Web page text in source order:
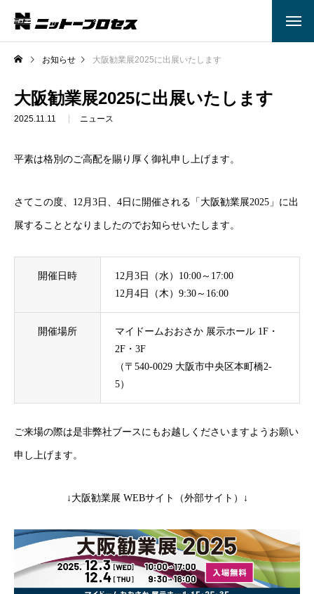
お知らせ 大阪勧業展2025に出展いたします
大阪勧業展2025に出展いたします
2025.11.11 ニュース
平素は格別のご高配を賜り厚く御礼申し上げます。
さてこの度、12月3日、4日に開催される「大阪勧業展2025」に出
展することとなりましたのでお知らせいたします。
開催日時
12月3日（水）10:00～17:00
12月4日（木）9:30～16:00
開催場所
マイドームおおさか 展示ホール 1F・
2F・3F
（〒540-0029 大阪市中央区本町橋2-
5）
ご来場の際は是非弊社ブースにもお越しくださいますようお願い
申し上げます。
↓大阪勧業展 WEBサイト（外部サイト）↓